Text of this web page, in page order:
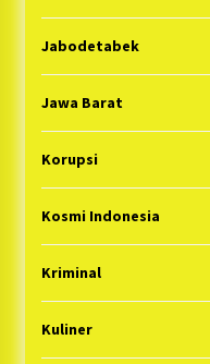
Jabodetabek
Jawa Barat
Korupsi
Kosmi Indonesia
Kriminal
Kuliner